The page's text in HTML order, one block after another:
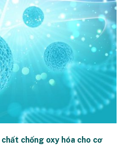
chống oxy hóa cho cơ